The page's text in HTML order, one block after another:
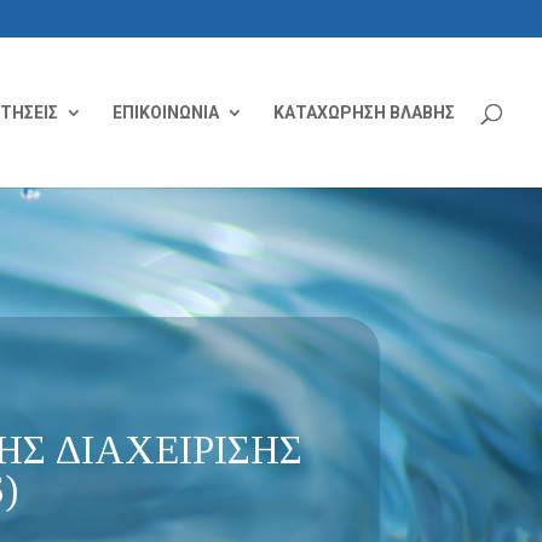
ΕΠΙΚΟΙΝΩΝΙΑ ΚΑΤΑΧΩΡΗΣΗ ΒΛΑΒΗΣ
ΔΙΑΧΕΙΡΙΣΗΣ